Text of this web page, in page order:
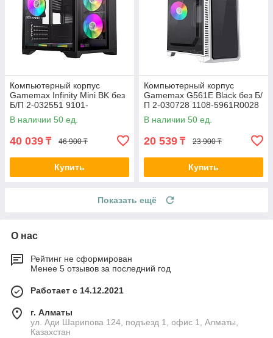
Компьютерный корпус
Gamemax Infinity Mini BK без
Б/П 2-032551 9101-
0000R0191
В наличии 50 ед.
40 039 ₸ 46 900 ₸
Купить
Компьютерный корпус
Gamemax G561E Black без Б/
П 2-030728 1108-5961R0028
В наличии 50 ед.
20 539 ₸ 23 900 ₸
Купить
Показать ещё
О нас
Рейтинг не сформирован
Менее 5 отзывов за последний год
Работает с 14.12.2021
г. Алматы
ул. Ади Шарипова 124, подъезд 1, офис 1, Алматы,
Казахстан